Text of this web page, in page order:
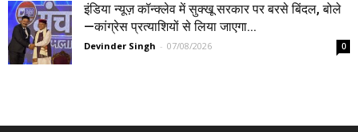
इंडिया न्यूज़ कॉन्क्लेव में सुक्खू सरकार पर बरसे बिंदल, बोले
—कांग्रेस प्रत्याशियों से लिया जाएगा...
Devinder Singh - 07/08/2026 0